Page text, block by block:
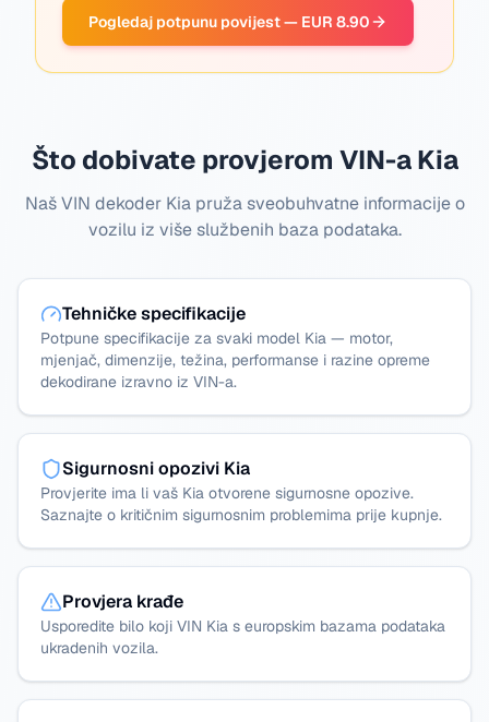
Pogledaj potpunu povijest — EUR 8.90
Što dobivate provjerom VIN-a Kia
Naš VIN dekoder Kia pruža sveobuhvatne informacije o
vozilu iz više službenih baza podataka.
Tehničke specifikacije
Potpune specifikacije za svaki model Kia — motor,
mjenjač, dimenzije, težina, performanse i razine opreme
dekodirane izravno iz VIN-a.
Sigurnosni opozivi Kia
Provjerite ima li vaš Kia otvorene sigurnosne opozive.
Saznajte o kritičnim sigurnosnim problemima prije kupnje.
Provjera krađe
Usporedite bilo koji VIN Kia s europskim bazama podataka
ukradenih vozila.